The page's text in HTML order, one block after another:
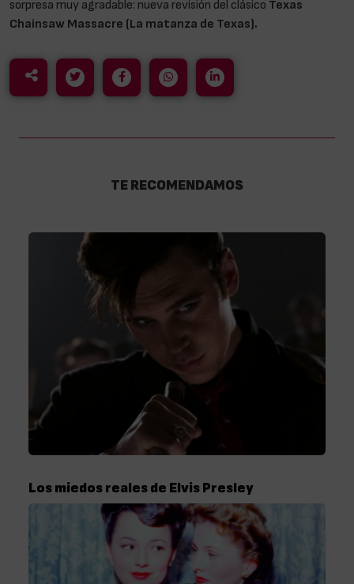
sorpresa muy agradable: nueva revisión del clásico Texas
Chainsaw Massacre (La matanza de Texas).
TE RECOMENDAMOS
Los miedos reales de Elvis Presley